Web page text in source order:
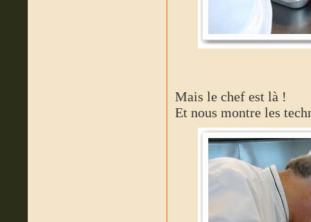
Mais le chef est là !
Et nous montre les